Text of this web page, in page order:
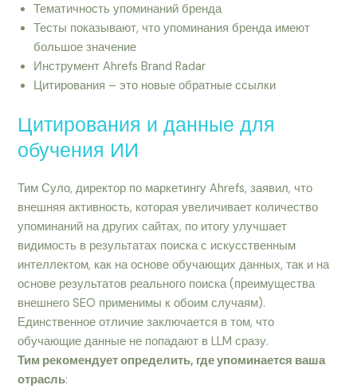
Тематичность упоминаний бренда
Тесты показывают, что упоминания бренда имеют
большое значение
Инструмент Ahrefs Brand Radar
Цитирования – это новые обратные ссылки
Цитирования и данные для
обучения ИИ
Тим Суло, директор по маркетингу Ahrefs, заявил, что
внешняя активность, которая увеличивает количество
упоминаний на других сайтах, по итогу улучшает
видимость в результатах поиска с искусственным
интеллектом, как на основе обучающих данных, так и на
основе результатов реального поиска (преимущества
внешнего SEO применимы к обоим случаям).
Единственное отличие заключается в том, что
обучающие данные не попадают в LLM сразу.
Тим рекомендует определить, где упоминается ваша
отрасль: